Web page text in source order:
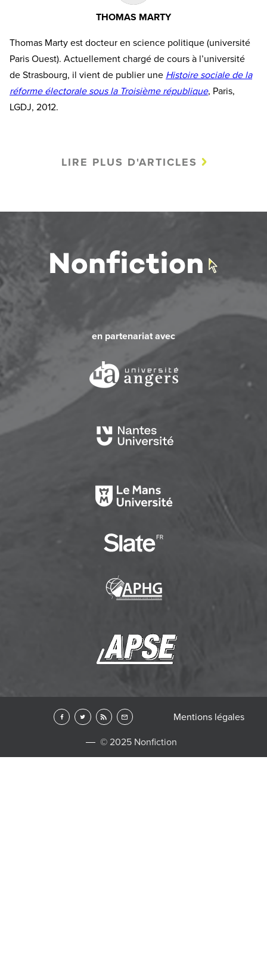
THOMAS MARTY
Thomas Marty est docteur en science politique (université
Paris Ouest). Actuellement chargé de cours à l’université
de Strasbourg, il vient de publier une Histoire sociale de la
réforme électorale sous la Troisième république, Paris,
LGDJ, 2012.
LIRE PLUS D'ARTICLES
en partenariat avec
© 2025 Nonfiction
Mentions légales